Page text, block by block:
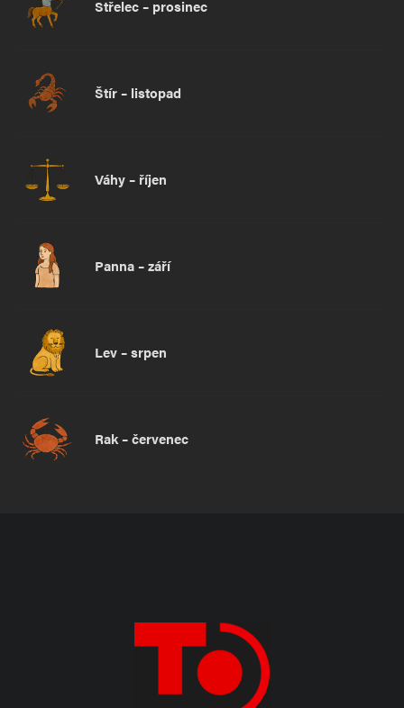
Střelec – prosinec
Štír – listopad
Váhy – říjen
Panna – září
Lev – srpen
Rak – červenec